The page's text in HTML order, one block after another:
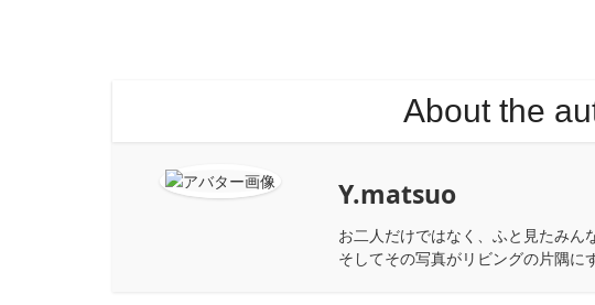
About the
Y.matsuo
お二人だけではなく、ふと見たみん
そしてその写真がリビングの片隅に